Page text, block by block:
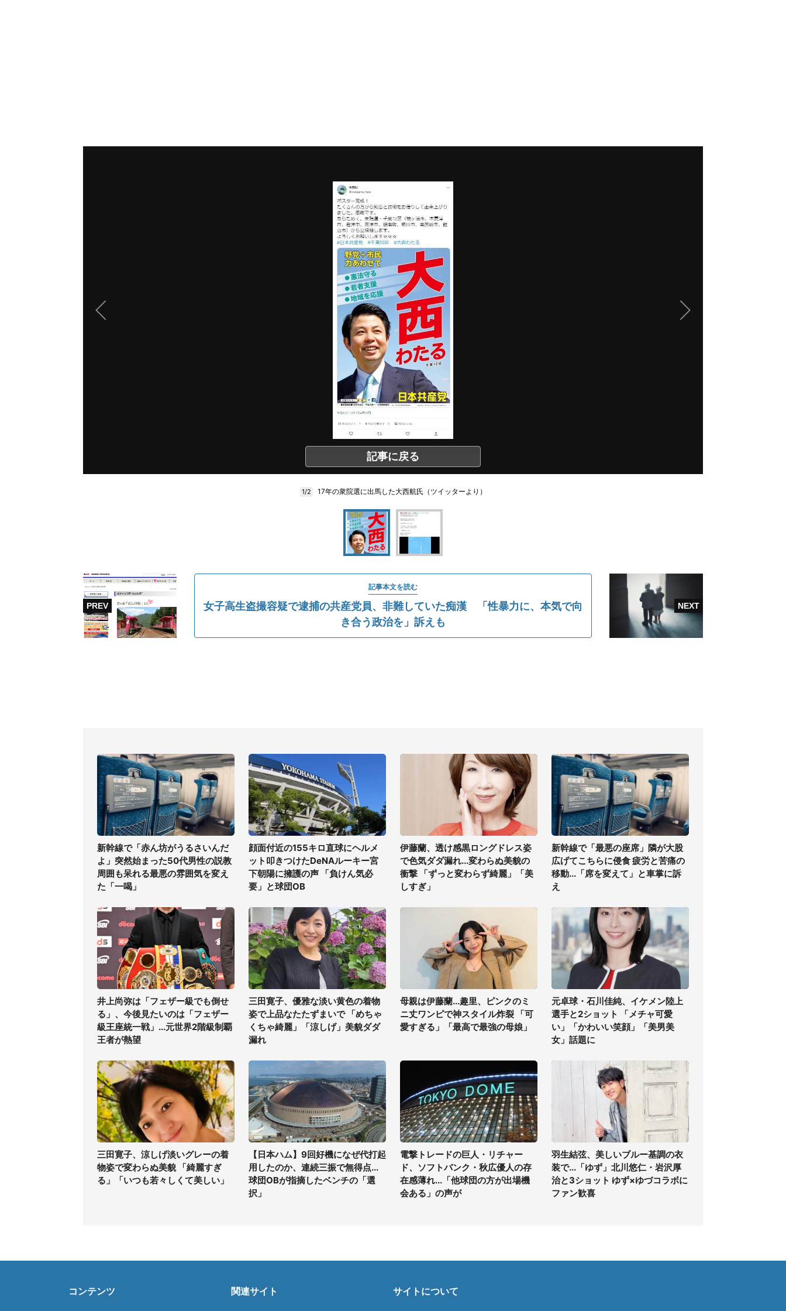
記事に戻る
1/2 17年の衆院選に出馬した大西航氏（ツイッターより）
記事本文を読む
女子高生盗撮容疑で逮捕の共産党員、非難していた痴漢 「性暴力に、本気で向
き合う政治を」訴えも
新幹線で「赤ん坊がうるさいんだ
よ」突然始まった50代男性の説教
周囲も呆れる最悪の雰囲気を変え
た「一喝」
顔面付近の155キロ直球にヘルメ
ット叩きつけたDeNAルーキー宮
下朝陽に擁護の声 「負けん気必
要」と球団OB
伊藤蘭、透け感黒ロングドレス姿
で色気ダダ漏れ...変わらぬ美貌の
衝撃 「ずっと変わらず綺麗」「美
しすぎ」
新幹線で「最悪の座席」隣が大股
広げてこちらに侵食 疲労と苦痛の
移動...「席を変えて」と車掌に訴
え
井上尚弥は「フェザー級でも倒せ
る」、今後見たいのは「フェザー
級王座統一戦」...元世界2階級制覇
王者が熱望
三田寛子、優雅な淡い黄色の着物
姿で上品なたたずまいで 「めちゃ
くちゃ綺麗」「涼しげ」美貌ダダ
漏れ
母親は伊藤蘭...趣里、ピンクのミ
ニ丈ワンピで神スタイル炸裂 「可
愛すぎる」「最高で最強の母娘」
元卓球・石川佳純、イケメン陸上
選手と2ショット 「メチャ可愛
い」「かわいい笑顔」「美男美
女」話題に
三田寛子、涼しげ淡いグレーの着
物姿で変わらぬ美貌 「綺麗すぎ
る」「いつも若々しくて美しい」
【日本ハム】9回好機になぜ代打起
用したのか、連続三振で無得点...
球団OBが指摘したベンチの「選
択」
電撃トレードの巨人・リチャー
ド、ソフトバンク・秋広優人の存
在感薄れ...「他球団の方が出場機
会ある」の声が
羽生結弦、美しいブルー基調の衣
装で...「ゆず」北川悠仁・岩沢厚
治と3ショット ゆず×ゆづコラボに
ファン歓喜
コンテンツ 関連サイト サイトについて